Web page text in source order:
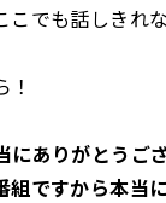
こでも話しきれ
にありがとうご
組ですから本当